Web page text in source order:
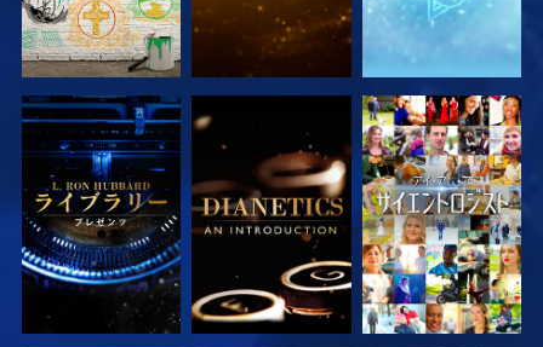
シリーズを探求 シリーズを探求 観る